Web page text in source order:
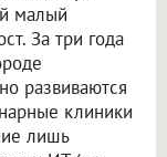
малый
За три года
развиваются
клиники
лишь